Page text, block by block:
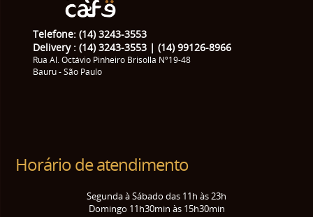
Telefone: (14) 3243-3553
Delivery : (14) 3243-3553 | (14) 99126-8966
Rua Al. Octávio Pinheiro Brisolla Nº19-48
Bauru - São Paulo
Horário de atendimento
Segunda à Sábado das 11h às 23h
Domingo 11h30min às 15h30min